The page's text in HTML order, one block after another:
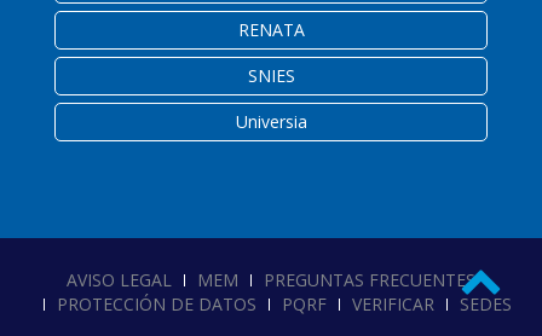
RENATA
SNIES
Universia
AVISO LEGAL MEM
PREGUNTAS FRECUENTES
PROTECCIÓN DE DATOS
PQRF VERIFICAR SEDES